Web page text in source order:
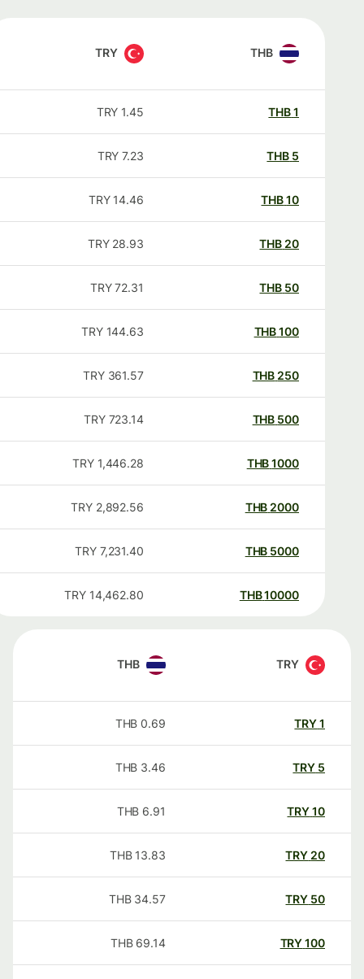
THB
TRY
THB
1.45
TRY
THB
7.23
TRY
THB
14.46
TRY
20
THB
28.93
TRY
50
THB
72.31
TRY
100
THB
144.63
TRY
250
THB
361.57
TRY
500
THB
723.14
TRY
1000
THB
1,446.28
TRY
2000
THB
2,892.56
TRY
5000
THB
7,231.40
TRY
10000
THB
14,462.80
TRY
TRY
THB
TRY
0.69
THB
TRY
3.46
THB
TRY
6.91
THB
20
TRY
13.83
THB
50
TRY
34.57
THB
100
TRY
69.14
THB